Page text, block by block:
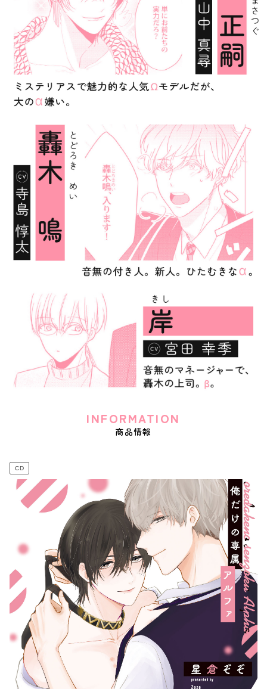
INFORMATION
商品情報
CD